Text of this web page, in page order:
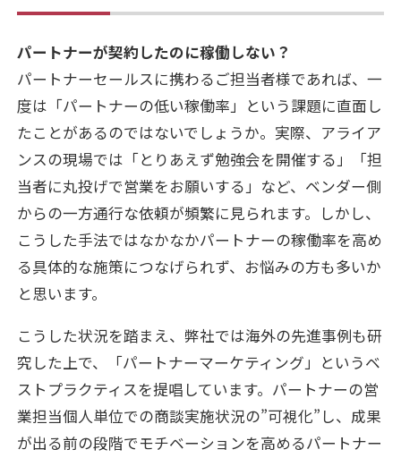
パートナーが契約したのに稼働しない？
パートナーセールスに携わるご担当者様であれば、一
度は「パートナーの低い稼働率」という課題に直面し
たことがあるのではないでしょうか。実際、アライア
ンスの現場では「とりあえず勉強会を開催する」「担
当者に丸投げで営業をお願いする」など、ベンダー側
からの一方通行な依頼が頻繁に見られます。しかし、
こうした手法ではなかなかパートナーの稼働率を高め
る具体的な施策につなげられず、お悩みの方も多いか
と思います。
こうした状況を踏まえ、弊社では海外の先進事例も研
究した上で、「パートナーマーケティング」というベ
ストプラクティスを提唱しています。パートナーの営
業担当個人単位での商談実施状況の”可視化”し、成果
が出る前の段階でモチベーションを高めるパートナー